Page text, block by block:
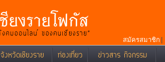
สมัครสมาชิก
จังหวัดเชียงราย ท่องเที่ยว ข่าวสาร กิจกรรม